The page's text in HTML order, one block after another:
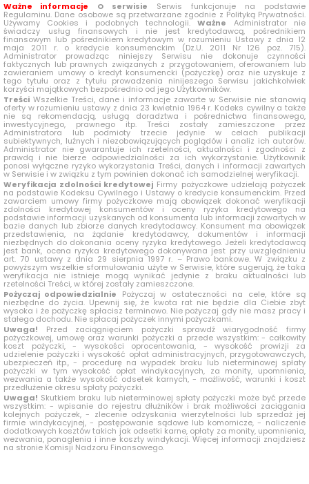
Ważne informacje O serwisie Serwis funkcjonuje na podstawie
Regulaminu. Dane osobowe są przetwarzane zgodnie z Polityką Prywatności.
Używamy Cookies i podobnych technologii. Ważne Administrator nie
świadczy usług finansowych i nie jest kredytodawcą, pośrednikiem
finansowym lub pośrednikiem kredytowym w rozumieniu Ustawy z dnia 12
maja 2011 r. o kredycie konsumenckim (Dz.U. 2011 Nr 126 poz. 715).
Administrator prowadząc niniejszy Serwisu nie dokonuje czynności
faktycznych lub prawnych związanych z przygotowaniem, oferowaniem lub
zawieraniem umowy o kredyt konsumencki (pożyczkę) oraz nie uzyskuje z
tego tytułu oraz z tytułu prowadzenia ninijeszego Serwisu jakichkolwiek
korzyści majątkowych bezpośrednio od jego Użytkowników.
Treści Wszelkie Treści, dane i informacje zawarte w Serwisie nie stanowią
oferty w rozumieniu ustawy z dnia 23 kwietnia 1964 r. Kodeks cywilny a także
nie są rekomendacją, usługą doradztwa i pośrednictwa finansowego,
inwestycyjnego, prawnego itp. Treści zostały zamieszczone przez
Administratora lub podmioty trzecie jedynie w celach publikacji
subiektywnych, luźnych i niezobowiązujących poglądów i analiz ich autorów.
Administrator nie gwarantuje ich rzetelności, aktualności i zgodności z
prawdą i nie bierze odpowiedzialności za ich wykorzystanie. Użytkownik
ponosi wyłączne ryzyko wykorzystania Treści, danych i informacji zawartych
w Serwisie i w związku z tym powinien dokonać ich samodzielnej weryfikacji.
Weryfikacja zdolności kredytowej Firmy pożyczkowe udzielają pożyczek
na podstawie Kodeksu Cywilnego i Ustawy o kredycie konsumenckim. Przed
zawarciem umowy firmy pożyczkowe mają obowiązek dokonać weryfikacji
zdolności kredytowej konsumentów i oceny ryzyka kredytowego na
podstawie informacji uzyskanych od konsumenta lub informacji zawartych w
bazie danych lub zbiorze danych kredytodawcy. Konsument ma obowiązek
przedstawienia, na żądanie kredytodawcy, dokumentów i informacji
niezbędnych do dokonania oceny ryzyka kredytowego. Jeżeli kredytodawcą
jest bank, ocena ryzyka kredytowego dokonywana jest przy uwzględnieniu
art. 70 ustawy z dnia 29 sierpnia 1997 r. – Prawo bankowe. W związku z
powyższym wszelkie sformułowania użyte w Serwisie, które sugerują, że taka
weryfikacja nie istnieje mogą wynikać jedynie z braku aktualności lub
rzetelności Treści, w której zostały zamieszczone.
Pożyczaj odpowiedzialnie Pożyczaj w ostateczności na cele, które są
niezbędne do życia. Upewnij się, że kwota rat nie będzie dla Ciebie zbyt
wysoka i że pożyczkę spłacisz terminowo. Nie pożyczaj gdy nie masz pracy i
stałego dochodu. Nie spłacaj pożyczek innymi pożyczkami.
Uwaga! Przed zaciągnięciem pożyczki sprawdź wiarygodność firmy
pożyczkowej, umowę oraz warunki pożyczki a przede wszystkim: - całkowity
koszt pożyczki, - wysokości oprocentowania, - wysokość prowizji za
udzielenie pożyczki i wysokość opłat administracyjnych, przygotowawczych,
ubezpieczeń itp., - procedurę na wypadek braku lub nieterminowej spłaty
pożyczki w tym wysokość opłat windykacyjnych, za monity, upomnienia,
wezwania a także wysokość odsetek karnych, - możliwość, warunki i koszt
przedłużenie okresu spłaty pożyczki.
Uwaga! Skutkiem braku lub nieterminowej spłaty pożyczki może być przede
wszystkim: - wpisanie do rejestru dłużników i brak możliwości zaciągania
kolejnych pożyczek, - zlecenie odzyskania wierzytelności lub sprzedaż jej
firmie windykacyjnej, - postępowanie sądowe lub komornicze, - naliczenie
dodatkowych kosztów takich jak odsetki karne, opłaty za monity, upomnienia,
wezwania, ponaglenia i inne koszty windykacji. Więcej informacji znajdziesz
na stronie Komisji Nadzoru Finansowego.